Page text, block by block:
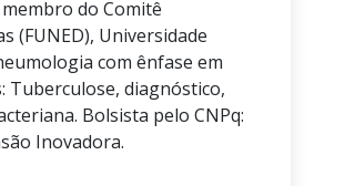
do Comitê
(FUNED), Universidade
com ênfase em
Tuberculose, diagnóstico,
Bolsista pelo CNPq:
Inovadora.